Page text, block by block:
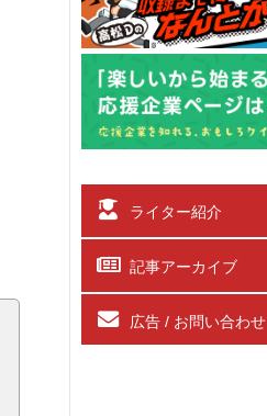
ライター紹介
記事アーカイブ
広告 / お問い合わせ